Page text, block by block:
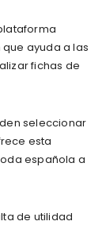
ayuda a las
fichas de
seleccionar
esta
española a
de utilidad